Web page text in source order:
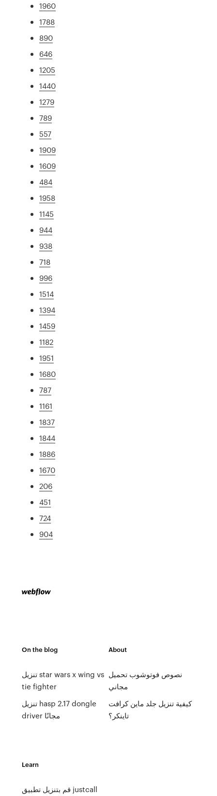
1960
1788
890
646
1205
1440
1279
789
557
1909
1609
484
1958
1145
944
938
718
996
1514
1394
1459
1182
1951
1680
787
1161
1837
1844
1886
1670
206
451
724
904
On the blog
تنزيل star wars x wing vs
tie fighter
تنزيل hasp 2.17 dongle
driver مجانًا
About
نصوص فوتوشوب تحميل
مجاني
كيفية تنزيل جلد ماين كرافت
تاينكر؟
Learn
قم بتنزيل تطبيق justcall